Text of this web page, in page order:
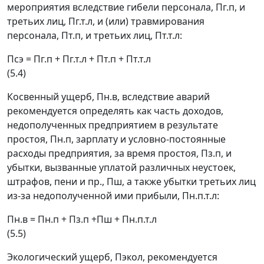
мероприятия вследствие гибели персонала, Пг.п, и
третьих лиц, Пг.т.л, и (или) травмирования
персонала, Пт.п, и третьих лиц, Пт.т.л:
Псэ = Пг.п + Пг.т.л + Пт.п + Пт.т.л
(5.4)
Косвенный ущерб, Пн.в, вследствие аварий
рекомендуется определять как часть доходов,
недополученных предприятием в результате
простоя, Пн.п, зарплату и условно-постоянные
расходы предприятия, за время простоя, Пз.п, и
убытки, вызванные уплатой различных неустоек,
штрафов, пени и пр., Пш, а также убытки третьих лиц
из-за недополученной ими прибыли, Пн.п.т.л:
Пн.в= Пн.п + Пз.п +Пш + Пн.п.т.л
(5.5)
Экологический ущерб, Пэкол, рекомендуется